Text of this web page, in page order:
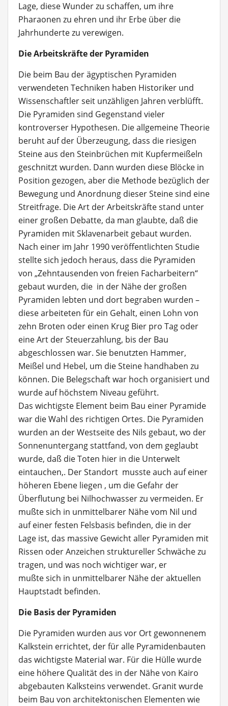
Lage, diese Wunder zu schaffen, um ihre
Pharaonen zu ehren und ihr Erbe über die
Jahrhunderte zu verewigen.
Die Arbeitskräfte der Pyramiden
Die beim Bau der ägyptischen Pyramiden
verwendeten Techniken haben Historiker und
Wissenschaftler seit unzähligen Jahren verblüfft.
Die Pyramiden sind Gegenstand vieler
kontroverser Hypothesen. Die allgemeine Theorie
beruht auf der Überzeugung, dass die riesigen
Steine aus den Steinbrüchen mit Kupfermeißeln
geschnitzt wurden. Dann wurden diese Blöcke in
Position gezogen, aber die Methode bezüglich der
Bewegung und Anordnung dieser Steine sind eine
Streitfrage. Die Art der Arbeitskräfte stand unter
einer großen Debatte, da man glaubte, daß die
Pyramiden mit Sklavenarbeit gebaut wurden.
Nach einer im Jahr 1990 veröffentlichten Studie
stellte sich jedoch heraus, dass die Pyramiden
von „Zehntausenden von freien Facharbeitern“
gebaut wurden, die in der Nähe der großen
Pyramiden lebten und dort begraben wurden –
diese arbeiteten für ein Gehalt, einen Lohn von
zehn Broten oder einen Krug Bier pro Tag oder
eine Art der Steuerzahlung, bis der Bau
abgeschlossen war. Sie benutzten Hammer,
Meißel und Hebel, um die Steine handhaben zu
können. Die Belegschaft war hoch organisiert und
wurde auf höchstem Niveau geführt.
Das wichtigste Element beim Bau einer Pyramide
war die Wahl des richtigen Ortes. Die Pyramiden
wurden an der Westseite des Nils gebaut, wo der
Sonnenuntergang stattfand, von dem geglaubt
wurde, daß die Toten hier in die Unterwelt
eintauchen,. Der Standort musste auch auf einer
höheren Ebene liegen , um die Gefahr der
Überflutung bei Nilhochwasser zu vermeiden. Er
mußte sich in unmittelbarer Nähe vom Nil und
auf einer festen Felsbasis befinden, die in der
Lage ist, das massive Gewicht aller Pyramiden mit
Rissen oder Anzeichen struktureller Schwäche zu
tragen, und was noch wichtiger war, er
mußte sich in unmittelbarer Nähe der aktuellen
Hauptstadt befinden.
Die Basis der Pyramiden
Die Pyramiden wurden aus vor Ort gewonnenem
Kalkstein errichtet, der für alle Pyramidenbauten
das wichtigste Material war. Für die Hülle wurde
eine höhere Qualität des in der Nähe von Kairo
abgebauten Kalksteins verwendet. Granit wurde
beim Bau von architektonischen Elementen wie